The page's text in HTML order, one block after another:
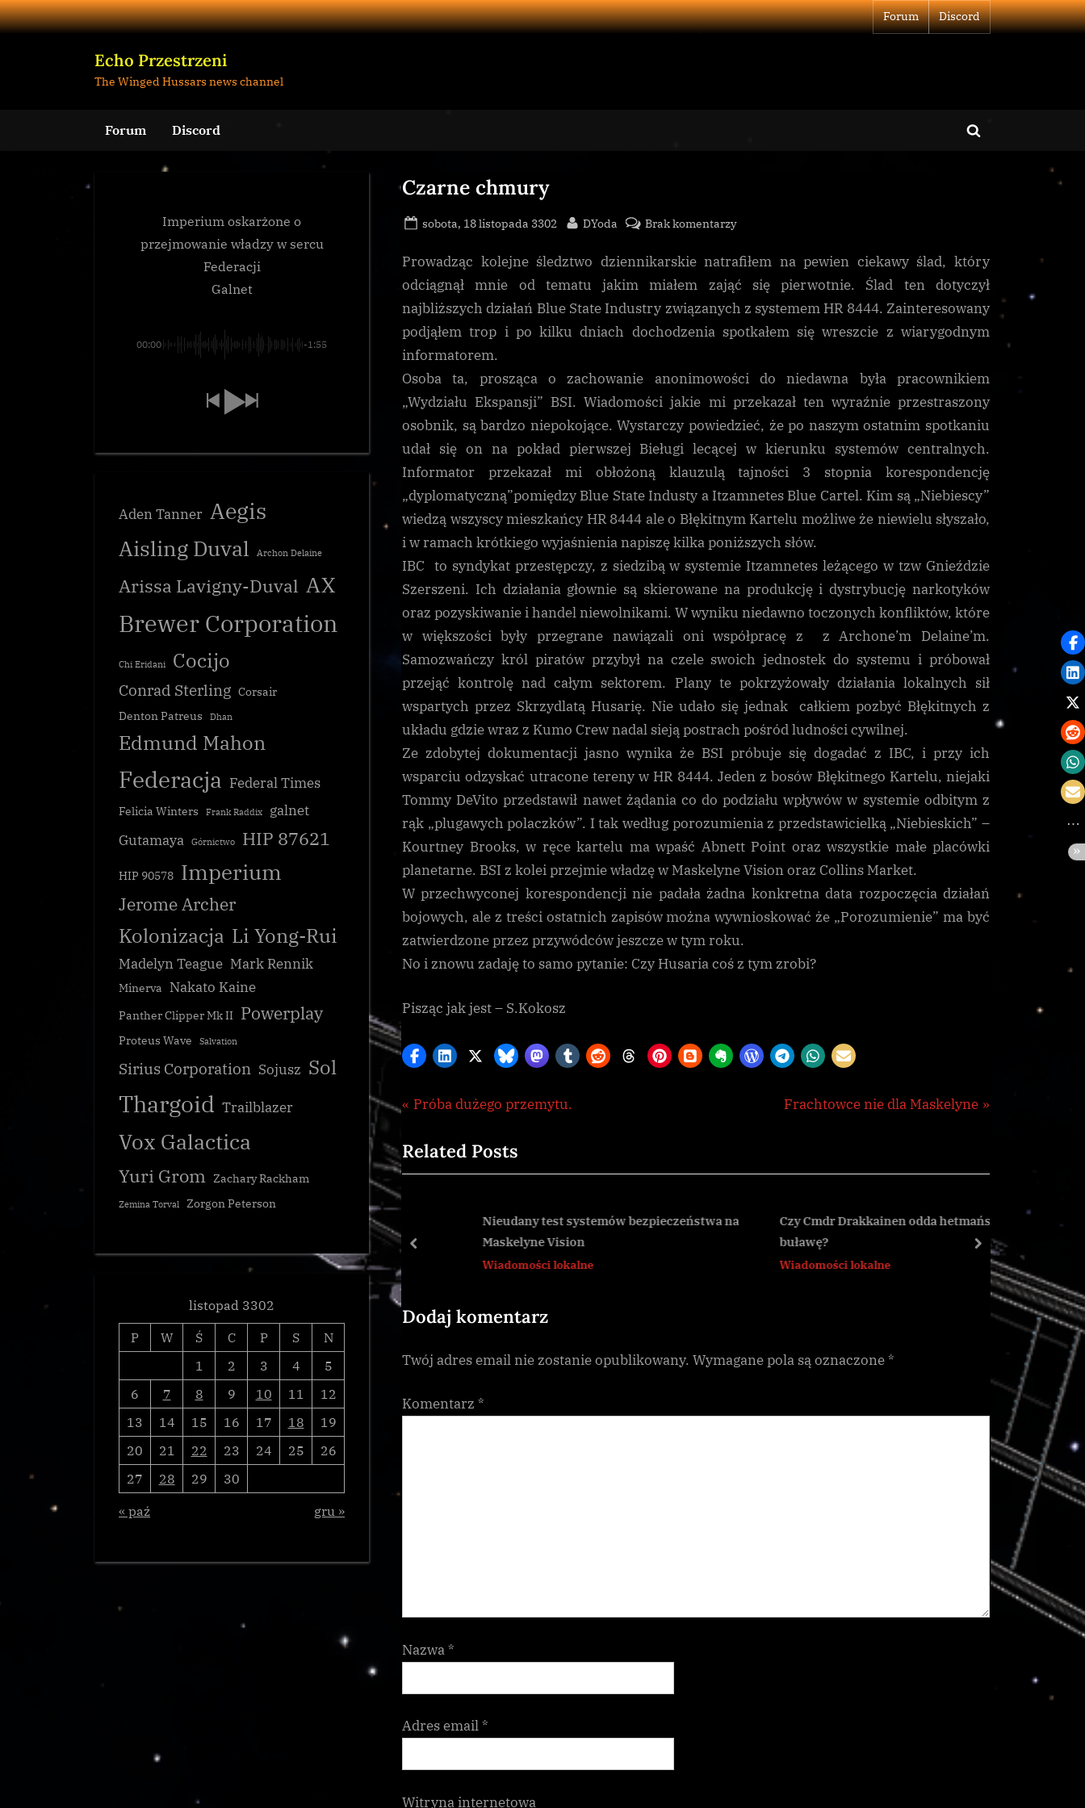
Skip
to
Forum Discord
Echo Przestrzeni
The Winged Hussars news channel
Forum Discord
Toggle
Czarne chmury
Posted
sobota, 18 listopada 3302 By
DYoda Brak komentarzydo
chmury
Prowadząc kolejne śledztwo dziennikarskie natrafiłem na pewien ciekawy ślad, który
odciągnął mnie od tematu jakim miałem zająć się pierwotnie. Ślad ten dotyczył
najbliższych działań Blue State Industry związanych z systemem HR 8444. Zainteresowany
podjąłem trop i po kilku dniach dochodzenia spotkałem się wreszcie z wiarygodnym
informatorem.
Osoba ta, prosząca o zachowanie anonimowości do niedawna była pracownikiem
„Wydziału Ekspansji” BSI. Wiadomości jakie mi przekazał ten wyraźnie przestraszony
osobnik, są bardzo niepokojące. Wystarczy powiedzieć, że po naszym ostatnim spotkaniu
udał się on na pokład pierwszej Bieługi lecącej w kierunku systemów centralnych.
Informator przekazał mi obłożoną klauzulą tajności 3 stopnia korespondencję
„dyplomatyczną”pomiędzy Blue State Industy a Itzamnetes Blue Cartel. Kim są „Niebiescy”
wiedzą wszyscy mieszkańcy HR 8444 ale o Błękitnym Kartelu możliwe że niewielu słyszało,
i w ramach krótkiego wyjaśnienia napiszę kilka poniższych słów.
IBC to syndykat przestępczy, z siedzibą w systemie Itzamnetes leżącego w tzw Gnieździe
Szerszeni. Ich działania głownie są skierowane na produkcję i dystrybucję narkotyków
oraz pozyskiwanie i handel niewolnikami. W wyniku niedawno toczonych konfliktów, które
w większości były przegrane nawiązali oni współpracę z z Archone’m Delaine’m.
Samozwańczy król piratów przybył na czele swoich jednostek do systemu i próbował
przejąć kontrolę nad całym sektorem. Plany te pokrzyżowały działania lokalnych sił
wspartych przez Skrzydlatą Husarię. Nie udało się jednak całkiem pozbyć Błękitnych z
układu gdzie wraz z Kumo Crew nadal sieją postrach pośród ludności cywilnej.
Ze zdobytej dokumentacji jasno wynika że BSI próbuje się dogadać z IBC, i przy ich
wsparciu odzyskać utracone tereny w HR 8444. Jeden z bosów Błękitnego Kartelu, niejaki
Tommy DeVito przedstawił nawet żądania co do podziału wpływów w systemie odbitym z
rąk „plugawych polaczków”. I tak według porozumienia z przedstawicielką „Niebieskich” –
Kourtney Brooks, w ręce kartelu ma wpaść Abnett Point oraz wszystkie małe placówki
planetarne. BSI z kolei przejmie władzę w Maskelyne Vision oraz Collins Market.
W przechwyconej korespondencji nie padała żadna konkretna data rozpoczęcia działań
bojowych, ale z treści ostatnich zapisów można wywnioskować że „Porozumienie” ma być
zatwierdzone przez przywódców jeszcze w tym roku.
No i znowu zadaję to samo pytanie: Czy Husaria coś z tym zrobi?
Pisząc jak jest – S.Kokosz
Wiadomości
Nawigacja
wpisu
P
e
v
u
o
t
Próba dużego przemytu.
N
t
o
s
t
Frachtowce nie dla Maskelyne
Related Posts
Wiadomości lokalne
Nieudany test systemów bezpieczeństwa na
Maskelyne Vision
Wiadomości lokalne
Czy Cmdr Drakkainen odda hetmańską
buławę?
Wiadomości lokalne
prev next
Dodaj komentarz
Twój adres email nie zostanie opublikowany. Wymagane pola są oznaczone*
Komentarz *
Nazwa*
Adres email*
Witryna internetowa
Imperium oskarżone o
przejmowanie władzy w sercu
Federacji
Galnet
00:00 -1:55
Aden Tanner Aegis
Aisling Duval Archon Delaine
Arissa Lavigny-Duval AX
Brewer Corporation
Chi Eridani Cocijo
Conrad Sterling Corsair
Denton Patreus
Dhan
Edmund Mahon
Federacja Federal Times
Felicia Winters Frank Raddix
galnet
Gutamaya
Górnictwo HIP 87621
HIP 90578 Imperium
Jerome Archer
Kolonizacja Li Yong-Rui
Madelyn Teague Mark Rennik
Minerva Nakato Kaine
Panther Clipper Mk II Powerplay
Proteus Wave Salvation
Sirius Corporation Sojusz Sol
Thargoid Trailblazer
Vox Galactica
Yuri Grom Zachary Rackham
Zemina Torval Zorgon Peterson
listopad 3302
P
W Ś C P S
N
1
2 3 4
5
6
7 8 9 10 11
12
13
14 15 16 17 18
19
20
21 22 23 24 25
26
27
28 29
30
« paź
gru »